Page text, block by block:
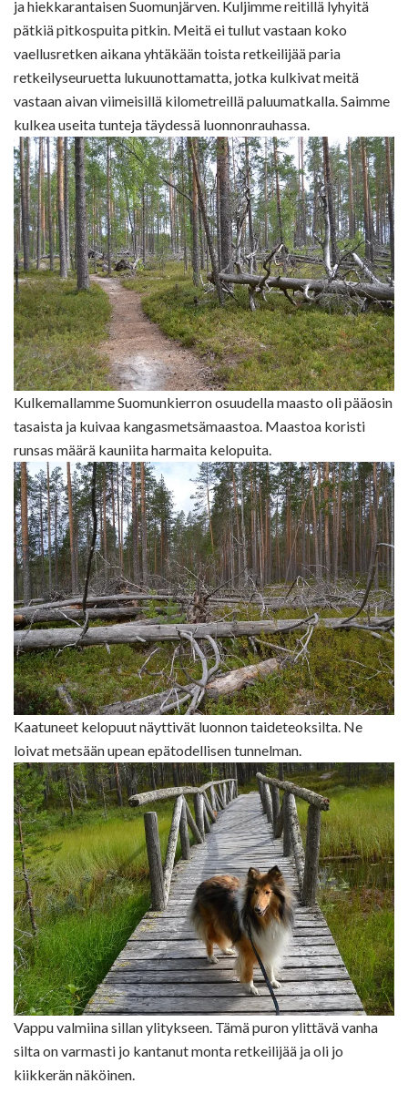
ja hiekkarantaisen Suomunjärven. Kuljimme reitillä lyhyitä
pätkiä pitkospuita pitkin. Meitä ei tullut vastaan koko
vaellusretken aikana yhtäkään toista retkeilijää paria
retkeilyseuruetta lukuunottamatta, jotka kulkivat meitä
vastaan aivan viimeisillä kilometreillä paluumatkalla. Saimme
kulkea useita tunteja täydessä luonnonrauhassa.
Kulkemallamme Suomunkierron osuudella maasto oli pääosin
tasaista ja kuivaa kangasmetsämaastoa. Maastoa koristi
runsas määrä kauniita harmaita kelopuita.
Kaatuneet kelopuut näyttivät luonnon taideteoksilta. Ne
loivat metsään upean epätodellisen tunnelman.
Vappu valmiina sillan ylitykseen. Tämä puron ylittävä vanha
silta on varmasti jo kantanut monta retkeilijää ja oli jo
kiikkerän näköinen.